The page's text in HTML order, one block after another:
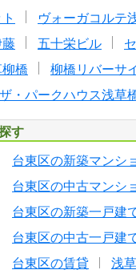
ヴォーガコルテ
藤
五十栄ビル
橋
柳橋リバーサ
ザ・パークハウス浅草
す
台東区の新築マンシ
台東区の中古マンシ
台東区の新築一戸建
台東区の中古一戸建
台東区の賃貸 浅